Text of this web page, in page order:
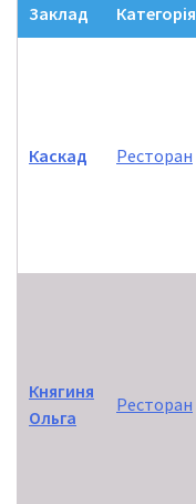
Заклад Категорія
Каскад Ресторан
Княгиня
Ольга
Ресторан